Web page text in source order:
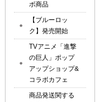
ボ商品
【ブルーロッ
ク】発売開始
TVアニメ「進撃
の巨人」ポップ
アップショップ&
コラボカフェ
商品発送関する